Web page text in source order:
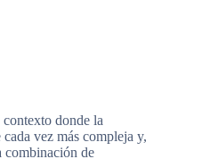
donde la
vez más compleja y,
combinación de